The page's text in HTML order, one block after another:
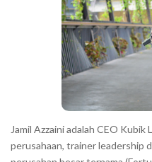
Jamil Azzaini adalah CEO
perusahaan, trainer leadership